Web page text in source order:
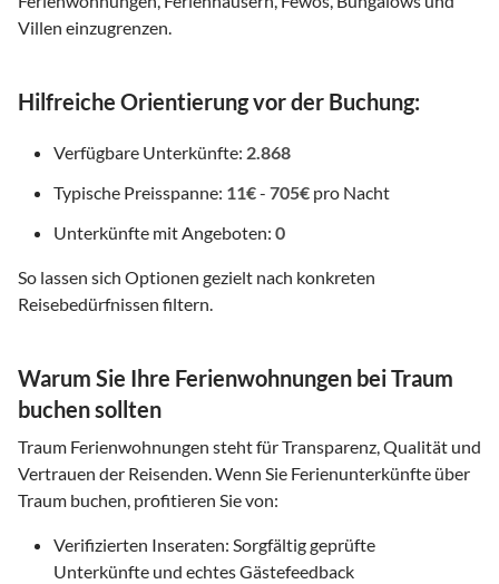
Villen einzugrenzen.
Hilfreiche Orientierung vor der Buchung:
Verfügbare Unterkünfte: 2.868
Typische Preisspanne: 11€- 705€ pro Nacht
Unterkünfte mit Angeboten: 0
So lassen sich Optionen gezielt nach konkreten
Reisebedürfnissen filtern.
Warum Sie Ihre Ferienwohnungen bei Traum
buchen sollten
Traum Ferienwohnungen steht für Transparenz, Qualität und
Vertrauen der Reisenden. Wenn Sie Ferienunterkünfte über
Traum buchen, profitieren Sie von:
Verifizierten Inseraten: Sorgfältig geprüfte
Unterkünfte und echtes Gästefeedback